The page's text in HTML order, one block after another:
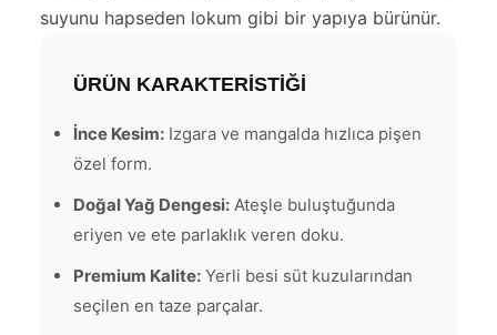
suyunu hapseden lokum gibi bir yapıya bürünür.
ÜRÜN KARAKTERİSTİĞİ
İnce Kesim: Izgara ve mangalda hızlıca pişen
özel form.
Doğal Yağ Dengesi: Ateşle buluştuğunda
eriyen ve ete parlaklık veren doku.
Premium Kalite: Yerli besi süt kuzularından
seçilen en taze parçalar.